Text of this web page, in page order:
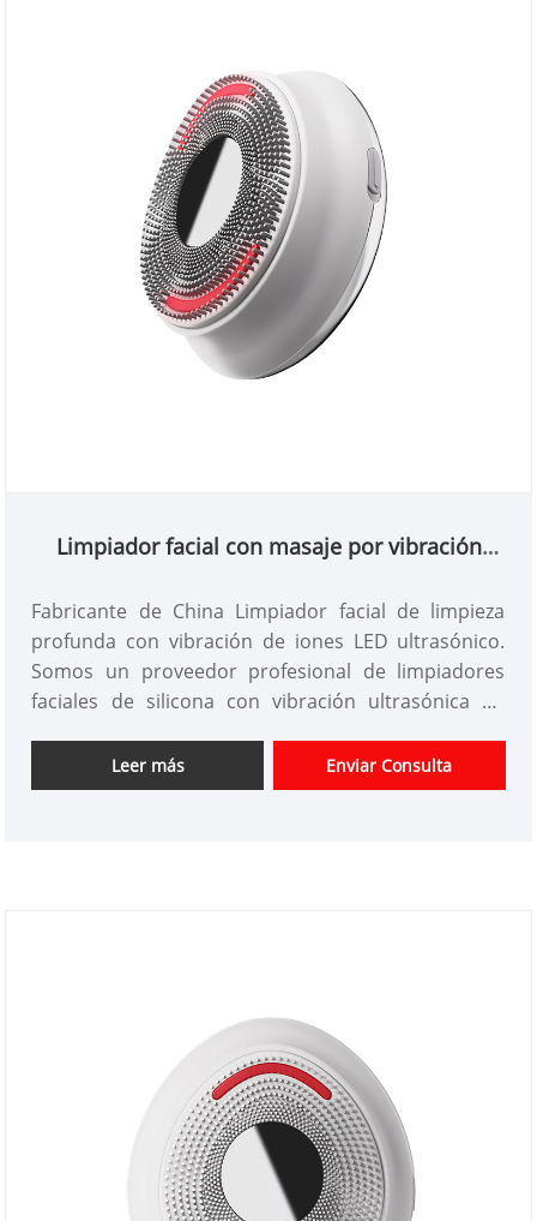
Limpiador facial con masaje por vibración
Fabricante de China Limpiador facial de limpieza
profunda con vibración de iones LED ultrasónico.
Somos un proveedor profesional de limpiadores
faciales de silicona con vibración ultrasónica en
diseño de instrumentos de belleza personalizados,
tenemos una buena ventaja de precio y ofrecemos
Leer más Enviar Consulta